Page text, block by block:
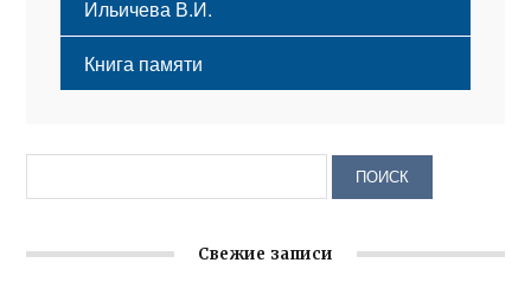
Ильичева В.И.
Книга памяти
Свежие записи